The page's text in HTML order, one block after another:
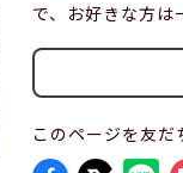
で、お好きな方は
このページを友だ